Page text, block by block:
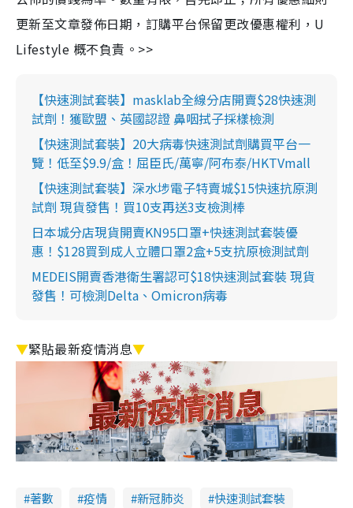
更新至文章發佈日期，訂購平台保留更改優惠權利，U
Lifestyle 概不負責。>>
【快速測試套裝】masklab全線分店開賣$28快速測
試劑！獲歐盟、英國認證 鼻咽拭子採樣檢測
【快速測試套裝】20大病毒快速測試劑購買平台一
覽！低至$9.9/盒！屈臣氏/萬寧/阿布泰/HKTVmall
【快速測試套裝】深水埗電子特賣城$15快速抗原測
試劑 現貨發售！買10支再送3支檢測棒
日本城分店現貨開賣KN95口罩+快速測試套裝優
惠！$128買到成人立體口罩2盒+5支抗原檢測試劑
MEDEIS開賣香港衛生署認可$18快速測試套裝 現貨
發售！可檢測Delta、Omicron病毒
▼緊貼最新疫情消息▼
著數 疫情 新冠肺炎
快速測試套裝